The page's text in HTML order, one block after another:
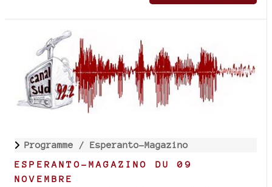
Programme / Esperanto-Magazino
ESPERANTO-MAGAZINO DU 09
NOVEMBRE